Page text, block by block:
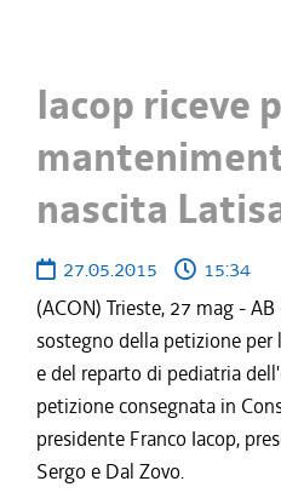
Iacop riceve
nascita
27.05.2015
15:34
(ACON) Trieste, 27 mag -
sostegno della petizione
e del reparto di pediatria
petizione consegnata in
presidente Franco Iacop,
Sergo e Dal Zovo.